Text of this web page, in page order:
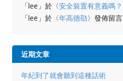
「lee 」於〈安全裝置有意義嗎？
「lee 」於〈年高德劭〉發佈留言
近期文章
年紀到了就會聽到這種話術